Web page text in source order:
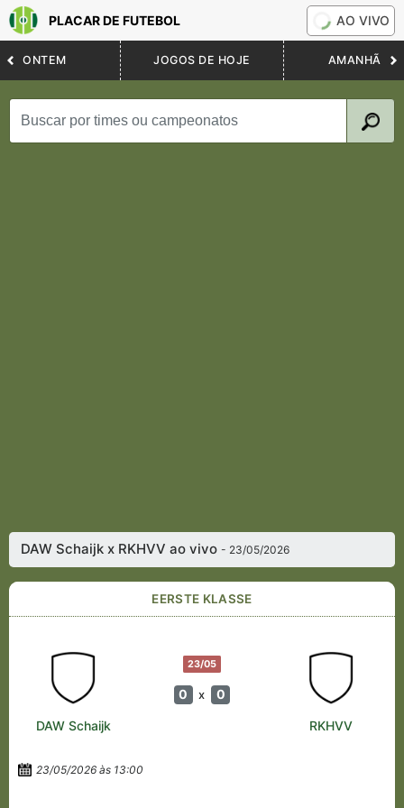
PLACAR DE FUTEBOL AO VIVO
ONTEM JOGOS DE HOJE AMANHÃ
DAW Schaijk x RKHVV ao vivo- 23/05/2026
EERSTE KLASSE
23/05
0 x 0
DAW Schaijk RKHVV
23/05/2026 às 13:00